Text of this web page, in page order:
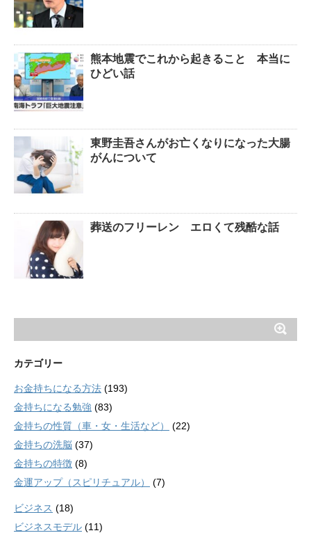
熊本地震でこれから起きること 本当に
ひどい話
東野圭吾さんがお亡くなりになった大腸
がんについて
葬送のフリーレン エロくて残酷な話
カテゴリー
お金持ちになる方法 (193)
金持ちになる勉強 (83)
金持ちの性質（車・女・生活など）
(22)
金持ちの洗脳 (37)
金持ちの特徴 (8)
金運アップ（スピリチュアル）
(7)
ビジネス (18)
ビジネスモデル (11)